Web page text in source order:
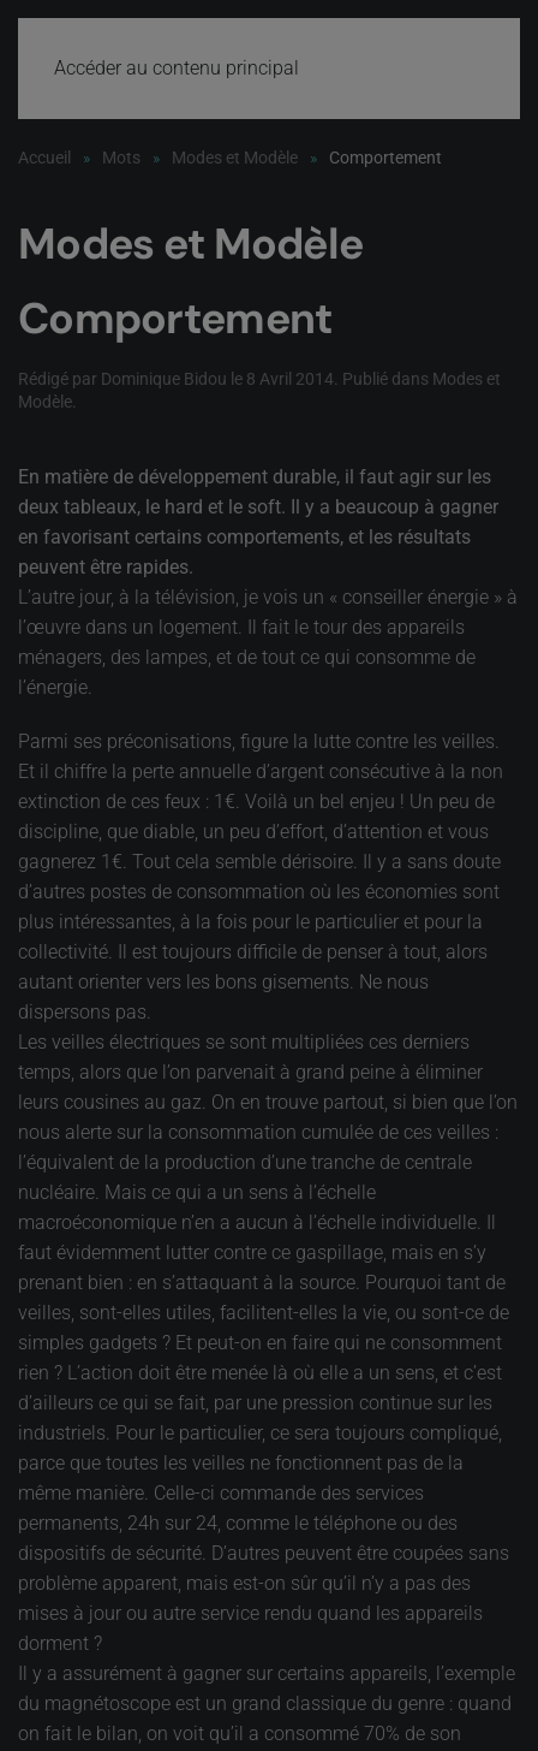
Accéder au contenu principal
Accueil Mots Modes et Modèle Comportement
Modes et Modèle
Comportement
Rédigé par Dominique Bidou le 8 Avril 2014 . Publié dans Modes et
Modèle
En matière de développement durable, il faut agir sur les
deux tableaux, le hard et le soft. Il y a beaucoup à gagner
en favorisant certains comportements, et les résultats
peuvent être rapides.
L’autre jour, à la télévision, je vois un « conseiller énergie » à
l’œuvre dans un logement. Il fait le tour des appareils
ménagers, des lampes, et de tout ce qui consomme de
l’énergie.
Parmi ses préconisations, figure la lutte contre les veilles.
Et il chiffre la perte annuelle d’argent consécutive à la non
extinction de ces feux : 1€. Voilà un bel enjeu ! Un peu de
discipline, que diable, un peu d’effort, d’attention et vous
gagnerez 1€. Tout cela semble dérisoire. Il y a sans doute
d’autres postes de consommation où les économies sont
plus intéressantes, à la fois pour le particulier et pour la
collectivité. Il est toujours difficile de penser à tout, alors
autant orienter vers les bons gisements. Ne nous
dispersons pas.
Les veilles électriques se sont multipliées ces derniers
temps, alors que l’on parvenait à grand peine à éliminer
leurs cousines au gaz. On en trouve partout, si bien que l’on
nous alerte sur la consommation cumulée de ces veilles :
l’équivalent de la production d’une tranche de centrale
nucléaire. Mais ce qui a un sens à l’échelle
macroéconomique n’en a aucun à l’échelle individuelle. Il
faut évidemment lutter contre ce gaspillage, mais en s’y
prenant bien : en s’attaquant à la source. Pourquoi tant de
veilles, sont-elles utiles, facilitent-elles la vie, ou sont-ce de
simples gadgets ? Et peut-on en faire qui ne consomment
rien ? L’action doit être menée là où elle a un sens, et c’est
d’ailleurs ce qui se fait, par une pression continue sur les
industriels. Pour le particulier, ce sera toujours compliqué,
parce que toutes les veilles ne fonctionnent pas de la
même manière. Celle-ci commande des services
permanents, 24h sur 24, comme le téléphone ou des
dispositifs de sécurité. D’autres peuvent être coupées sans
problème apparent, mais est-on sûr qu’il n’y a pas des
mises à jour ou autre service rendu quand les appareils
dorment ?
Il y a assurément à gagner sur certains appareils, l’exemple
du magnétoscope est un grand classique du genre : quand
on fait le bilan, on voit qu’il a consommé 70% de son